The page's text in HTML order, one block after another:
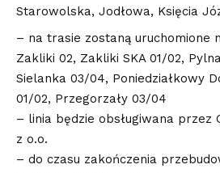
Starowolska, Jodłowa, Księcia
– na trasie zostaną uruchomione
Zakliki 02, Zakliki SKA 01/02,
Sielanka 03/04, Poniedziałkowy
01/02, Przegorzały 03/04
– linia będzie obsługiwana przez
z o.o.
– do czasu zakończenia